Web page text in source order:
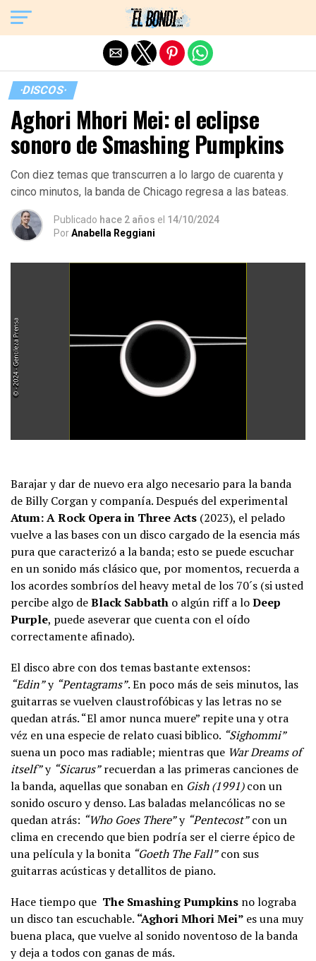
·DISCOS·
Aghori Mhori Mei: el eclipse
sonoro de Smashing Pumpkins
Con diez temas que transcurren a lo largo de cuarenta y
cinco minutos, la banda de Chicago regresa a las bateas.
Publicado hace 2 años el 14/10/2024
PorAnabella Reggiani
Barajar y dar de nuevo era algo necesario para la banda
de Billy Corgan y companía. Después del experimental
Atum: A Rock Opera in Three Acts (2023), el pelado
vuelve a las bases con un disco cargado de la esencia más
pura que caracterizó a la banda; esto se puede escuchar
en un sonido más clásico que, por momentos, recuerda a
los acordes sombríos del heavy metal de los 70´s (si usted
percibe algo deBlack Sabbath o algún riff a loDeep
Purple, puede aseverar que cuenta con el oído
correctamente afinado).
El disco abre con dos temas bastante extensos:
“Edin”y “Pentagrams”. En poco más de seis minutos, las
guitarras se vuelven claustrofóbicas y las letras no se
quedan atrás. “El amor nunca muere” repite una y otra
véz en una especie de relato cuasi biblico. “Sighommi”
suena un poco mas radiable; mientras que War Dreams of
itself”y “Sicarus”recuerdan a las primeras canciones de
la banda, aquellas que sonaban en Gish (1991)con un
sonido oscuro y denso. Las baladas melancólicas no se
quedan atrás: “Who Goes There”y “Pentecost”con un
clima en crecendo que bien podría ser el cierre épico de
una película y la bonita “Goeth The Fall”con sus
guitarras acústicas y detallitos de piano.
Hace tiempo que The Smashing Pumpkins no lograba
un disco tan escuchable. “Aghori Mhori Mei” es una muy
buena placa, que vuelve al sonido noventoso de la banda
y deja a todos con ganas de más.
Exit mobile version